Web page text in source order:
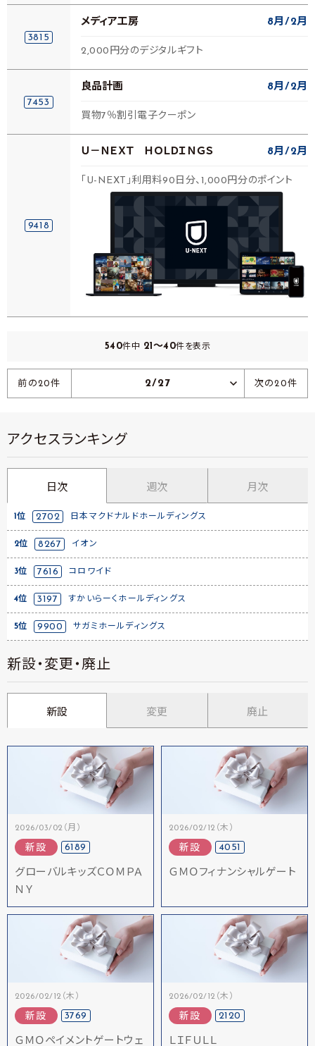
3815
メディア工房 8月 2月
2,000円分のデジタルギフト
7453
良品計画 8月 2月
買物7％割引電子クーポン
9418
Ｕ－ＮＥＸＴ ＨＯＬＤＩＮＧＳ 8月 2月
「U-NEXT」利用料90日分、1,000円分のポイント
540件中 21～40件を表示
前の20件 2/27 次の20件
アクセスランキング
日次 週次 月次
1位 2702 日本マクドナルドホールディングス
2位 8267 イオン
3位 7616 コロワイド
4位 3197 すかいらーくホールディングス
5位 9900 サガミホールディングス
新設・変更・廃止
新設 変更 廃止
2026/03/02（月）
新設 6189
グローバルキッズＣＯＭＰＡ
ＮＹ
2026/02/12（木）
新設 4051
ＧＭＯフィナンシャルゲート
2026/02/12（木）
新設 3769
ＧＭＯペイメントゲートウェ
2026/02/12（木）
新設 2120
ＬＩＦＵＬＬ